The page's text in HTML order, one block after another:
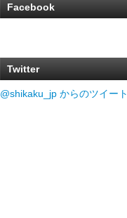
Facebook
Twitter
@shikaku_jp からのツイート